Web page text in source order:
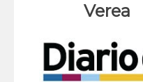
Verea